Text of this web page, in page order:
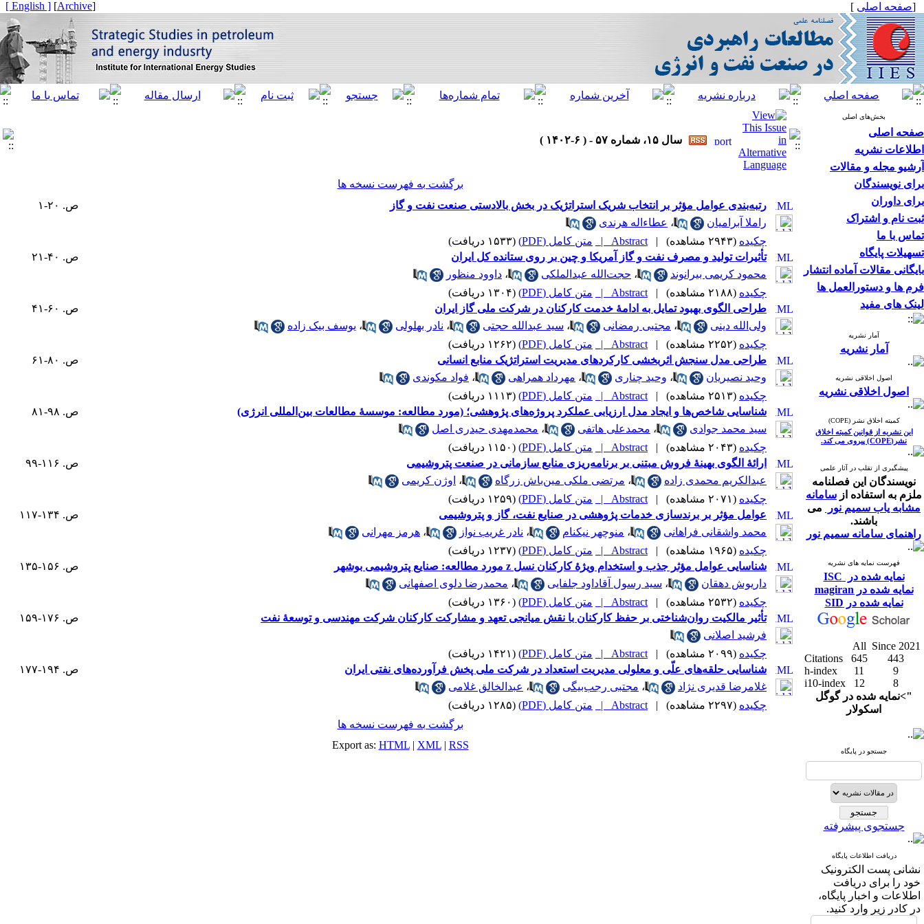
[صفحه اصلی ]
[
Archive
]
[ English ]
بخش‌های اصلی
صفحه اصلی
اطلاعات نشریه
آرشیو مجله و مقالات
برای نویسندگان
برای داوران
ثبت نام و اشتراک
تماس با ما
تسهیلات پایگاه
بایگانی مقالات آماده انتشار
فرم ها و دستورالعمل ها
لینک های مفید
آمار نشریه
آمار نشریه
اصول اخلاقی نشریه
اصول اخلاقی نشریه
کمیته اخلاق نشر (COPE)
این نشریه از قوانین کمیته اخلاق
نشر(COPE) پیروی می کند.
پیشگیری از تقلب در آثار علمی
نویسندگان این فصلنامه
ملزم به استفاده از سامانه
مشابه یاب سمیم نور
می
باشند.
راهنمای سامانه سمیم نور
فهرست نمایه های نشریه
نمایه شده در ISC
نمایه شده در magiran
نمایه شده در SID
All Since 2021
Citations
645
443
h-index
11
9
i10-index
12
8
">نمایه شده در گوگل
اسکولار
جستجو در پایگاه
جستجوی پیشرفته
دریافت اطلاعات پایگاه
نشانی پست الکترونیک
خود را برای دریافت
اطلاعات و اخبار پایگاه،
در کادر زیر وارد کنید.
سال ۱۵، شماره ۵۷ - ( ۶-۱۴۰۲ )
برگشت به فهرست نسخه ها
رتبه‌بندی عوامل مؤثر بر انتخاب شریک استراتژیک در بخش بالادستی صنعت نفت و گاز
ص. ۲۰-۱
راملا آبرامیان
، عطاءاله هرندی
چکیده (۲۹۴۳ مشاهده) |
Abstract | متن کامل (PDF)
(۱۵۳۳ دریافت)
تأثیرات تولید و مصرف نفت و گاز آمریکا و چین بر روی ستانده کل ایران
ص. ۴۰-۲۱
محمود کریمی بیرانوند
، حجت‌الله عبدالملکی ، داوود منظور
چکیده (۲۱۸۸ مشاهده) |
Abstract | متن کامل (PDF)
(۱۳۰۴ دریافت)
طراحی الگوی بهبود تمایل به ادامۀ خدمت کارکنان در شرکت ملی گاز ایران
ص. ۶۰-۴۱
ولی‌الله دینی
، مجتبی رمضانی ، سید عبدالله حجتی ، نادر بهلولی ، یوسف بیک زاده
چکیده (۲۲۵۲ مشاهده) |
Abstract | متن کامل (PDF)
(۱۲۶۲ دریافت)
طراحی مدل سنجش اثربخشی کارکردهای مدیریت استراتژیک منابع انسانی
ص. ۸۰-۶۱
وحید نصیریان
، وحید چناری ، مهرداد همراهی ، فواد مکوندی
چکیده (۲۵۱۳ مشاهده) |
Abstract | متن کامل (PDF)
(۱۱۱۳ دریافت)
شناسایی شاخص‌ها و ایجاد مدل ارزیابی عملکرد پروژه‌های پژوهشی؛ (مورد مطالعه: موسسۀ مطالعات بین‌المللی انرژی)
ص. ۹۸-۸۱
سید محمد جوادی
، محمدعلی هاتفی ، محمدمهدی حیدری اصل
چکیده (۲۰۴۳ مشاهده) |
Abstract | متن کامل (PDF)
(۱۱۵۰ دریافت)
ارائۀ الگوی بهینۀ فروش مبتنی بر برنامه‌ریزی منابع سازمانی در صنعت پتروشیمی
ص. ۱۱۶-۹۹
عبدالکریم محمدی زاده
، مرتضی ملکی مین‌باش زرگاه ، اوژن کریمی
چکیده (۲۰۷۱ مشاهده) |
Abstract | متن کامل (PDF)
(۱۲۵۹ دریافت)
عوامل مؤثر بر برندسازی خدمات پژوهشی در صنایع نفت، گاز و پتروشیمی
ص. ۱۳۴-۱۱۷
محمد واشقانی فراهانی
، منوچهر نیکنام ، نادر غریب نواز ، هرمز مهرانی
چکیده (۱۹۶۵ مشاهده) |
Abstract | متن کامل (PDF)
(۱۲۳۷ دریافت)
شناسایی عوامل مؤثر جذب و استخدام ویژۀ کارکنان نسل z مورد مطالعه: صنایع پتروشیمی بوشهر
ص. ۱۵۶-۱۳۵
داریوش دهقان
، سید رسول آقاداود جلفایی ، محمدرضا دلوی اصفهانی
چکیده (۲۵۳۲ مشاهده) |
Abstract | متن کامل (PDF)
(۱۳۶۰ دریافت)
تأثیر مالکیت روان‌شناختی بر حفظ کارکنان با نقش میانجی تعهد و مشارکت کارکنان شرکت مهندسی و توسعۀ نفت
ص. ۱۷۶-۱۵۹
فرشید اصلانی
چکیده (۲۰۹۹ مشاهده) |
Abstract | متن کامل (PDF)
(۱۴۲۱ دریافت)
شناسایی حلقه‌های علّی و معلولی مدیریت استعداد در شرکت ملی پخش فرآورده‌های نفتی ایران
ص. ۱۹۴-۱۷۷
غلامرضا قدیری نژاد
، مجتبی رجب‌بیگی ، عبدالخالق غلامی
چکیده (۲۲۹۷ مشاهده) |
Abstract | متن کامل (PDF)
(۱۲۸۵ دریافت)
برگشت به فهرست نسخه ها
Export as: HTML| XML| RSS